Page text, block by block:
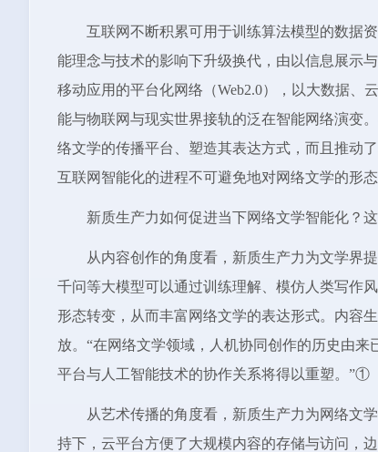
互联网不断积累可用于训练算法模型的数据
能理念与技术的影响下升级换代，由以信息展示
移动应用的平台化网络（Web2.0），以大数据、
能与物联网与现实世界接轨的泛在智能网络演变
络文学的传播平台、塑造其表达方式，而且推动
互联网智能化的进程不可避免地对网络文学的形
新质生产力如何促进当下网络文学智能化？
从内容创作的角度看，新质生产力为文学界
千问等大模型可以通过训练理解、模仿人类写作
形态转变，从而丰富网络文学的表达形式。内容
放。“在网络文学领域，人机协同创作的历史由
平台与人工智能技术的协作关系将得以重塑。”①
从艺术传播的角度看，新质生产力为网络文
持下，云平台方便了大规模内容的存储与访问，